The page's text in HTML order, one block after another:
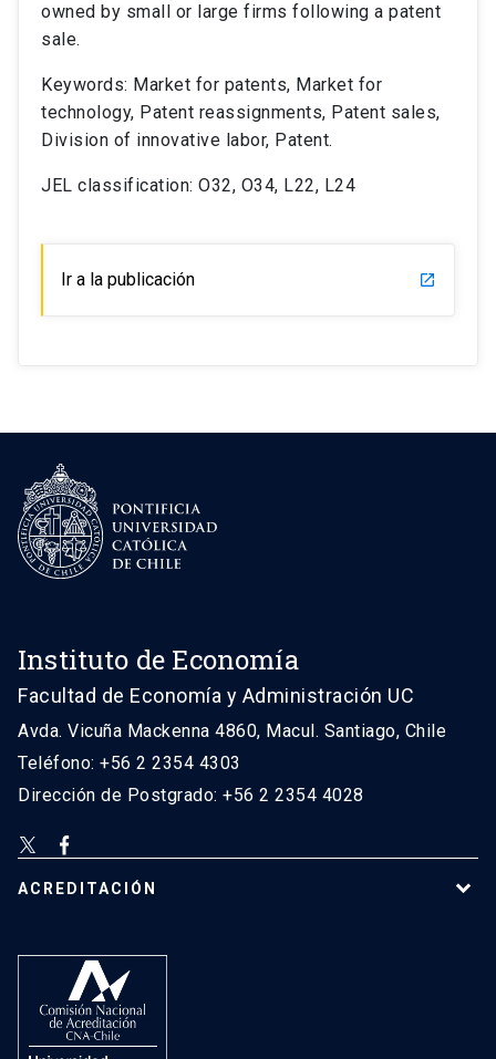
owned by small or large firms following a patent
sale.
Keywords: Market for patents, Market for
technology, Patent reassignments, Patent sales,
Division of innovative labor, Patent.
JEL classification: O32, O34, L22, L24
Ir a la publicación launch
Instituto de Economía
Facultad de Economía y Administración UC
Avda. Vicuña Mackenna 4860, Macul. Santiago, Chile
Teléfono: +56 2 2354 4303
Dirección de Postgrado: +56 2 2354 4028
ACREDITACIÓN